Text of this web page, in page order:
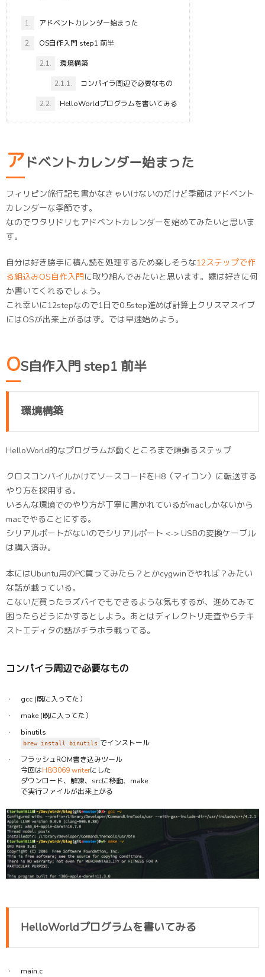
1. アドベントカレンダー始まった
2. OS自作入門 step1 前半
2.1. 環境構築
2.1.1. コンパイラ周辺で必要なもの
2.2. HelloWorldプログラムを書いてみる
ア ドベントカレンダー始まった
フィリピン旅行記も書かなきゃいけないのだけど季節はアドベント
カレンダーな季節です。
なのでワタリドリもアドベントカレンダーを始めてみたいと思いま
す。
自分は好き勝手に積ん読を処理するため楽しそうな12ステップで作
る組込みOS自作入門に取り組んでみたいと思います。嫁は好きに何
か書いてくれるでしょう。
これ幸いに12stepなので1日で0.5step進めば計算上クリスマスイブ
にはOSが出来上がるはず。では早速始めよう。
OS自作入門 step1 前半
環境構築
HelloWorld的なプログラムが動くところまで頑張るステップ
クロスコンパイルかけてソースコードをH8（マイコン）に転送する
やり方を採用する。
いろんな環境でのやり方が丁寧に書かれているがmacしかないから
macでやることにする。
シリアルポートがないのでシリアルポート <-> USBの変換ケーブル
は購入済み。
本にはUbuntu用のPC買ってみたら？とかcygwinでやれば？みたい
な話が載っている。
こないだ買ったラズパイでもできるような気もするが、進めてみて
困ったらどうにかするとしよう。あとはディレクトリ走査やらテキ
ストエディタの話がチラホラ載ってる。
コンパイラ周辺で必要なもの
gcc (既に入ってた）
make (既に入ってた）
binutils
brew install binutils でインストール
フラッシュROM書き込みツール
今回はH8/3069 writerにした
ダウンロード、解凍、srcに移動、make
で実行ファイルが出来上がる
HelloWorldプログラムを書いてみる
main.c